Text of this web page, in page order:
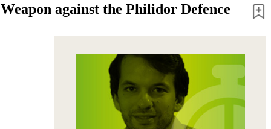
against the Philidor Defence